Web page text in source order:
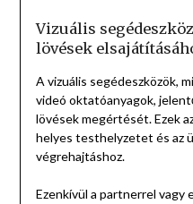
Vizuális
lövések
A vizuális segédeszközök,
videó oktatóanyagok,
lövések megértését. Ezek
helyes testhelyzetet és az
végrehajtáshoz.
Ezenkívül a partnerrel vagy